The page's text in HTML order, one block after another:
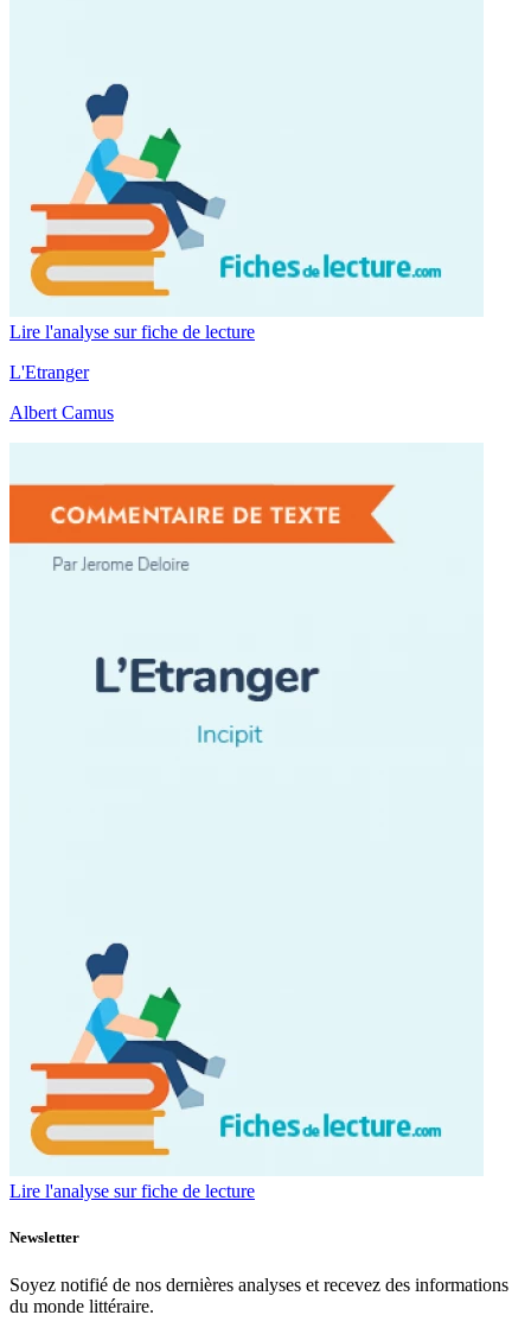
Lire l'analyse sur fiche de lecture
L'Etranger
Albert Camus
Lire l'analyse sur fiche de lecture
Newsletter
Soyez notifié de nos dernières analyses et recevez des informations
du monde littéraire.